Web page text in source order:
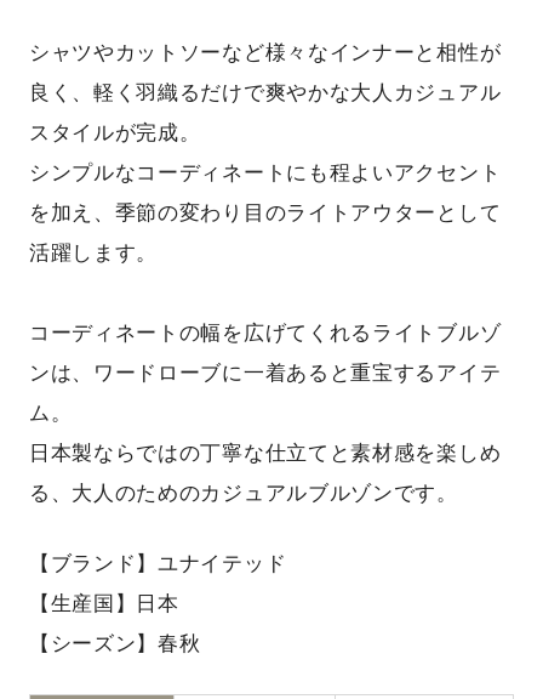
シャツやカットソーなど様々なインナーと相性が
良く、軽く羽織るだけで爽やかな大人カジュアル
スタイルが完成。
シンプルなコーディネートにも程よいアクセント
を加え、季節の変わり目のライトアウターとして
活躍します。
コーディネートの幅を広げてくれるライトブルゾ
ンは、ワードローブに一着あると重宝するアイテ
ム。
日本製ならではの丁寧な仕立てと素材感を楽しめ
る、大人のためのカジュアルブルゾンです。
【ブランド】ユナイテッド
【生産国】日本
【シーズン】春秋